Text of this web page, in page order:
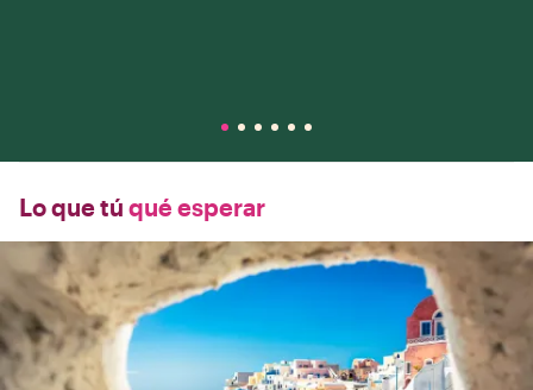
Lo que tú qué esperar